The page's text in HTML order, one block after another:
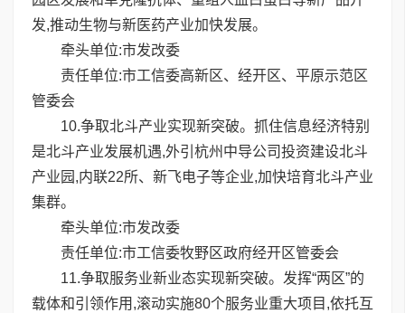
发,推动生物与新医药产业加快发展。
牵头单位:市发改委
责任单位:市工信委高新区、经开区、平原示范区
管委会
10.争取北斗产业实现新突破。抓住信息经济特别
是北斗产业发展机遇,外引杭州中导公司投资建设北斗
产业园,内联22所、新飞电子等企业,加快培育北斗产业
集群。
牵头单位:市发改委
责任单位:市工信委牧野区政府经开区管委会
11.争取服务业新业态实现新突破。发挥“两区”的
载体和引领作用,滚动实施80个服务业重大项目,依托互